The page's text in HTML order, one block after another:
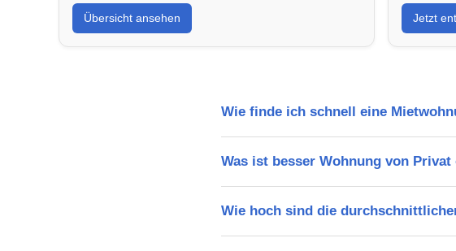
Übersicht ansehen Jetzt
Wie finde ich schnell eine
Was ist besser Wohnung von
Wie hoch sind die